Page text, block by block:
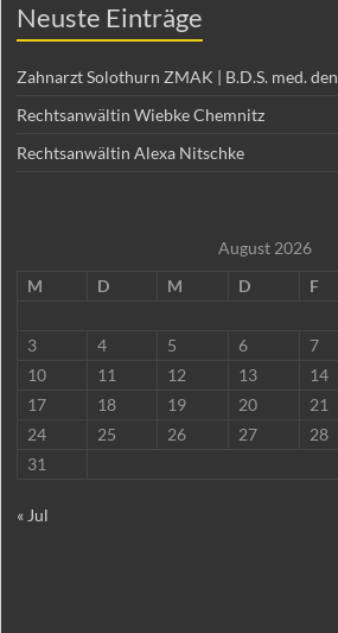
Neuste Einträge
Zahnarzt Solothurn ZMAK | B.D.S. med.
Rechtsanwältin Wiebke Chemnitz
Rechtsanwältin Alexa Nitschke
August 2026
M
D M D F
3
4 5 6 7
10
11 12 13 14
17
18 19 20 21
24
25 26 27 28
31
« Jul